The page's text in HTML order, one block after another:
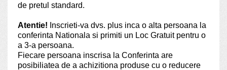
de pretul standard.
Atentie! Inscrieti-va dvs. plus inca o alta persoana la
conferinta Nationala si primiti un Loc Gratuit pentru o
a 3-a persoana.
Fiecare persoana inscrisa la Conferinta are
posibiliatea de a achizitiona produse cu o reducere